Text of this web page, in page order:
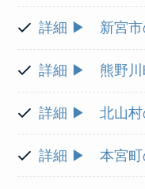
詳細 ▶ 新宮市
詳細 ▶ 熊野川
詳細 ▶ 北山村
詳細 ▶ 本宮町